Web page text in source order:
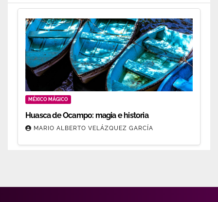
MÉXICO MÁGICO
Huasca de Ocampo: magia e historia
MARIO ALBERTO VELÁZQUEZ GARCÍA